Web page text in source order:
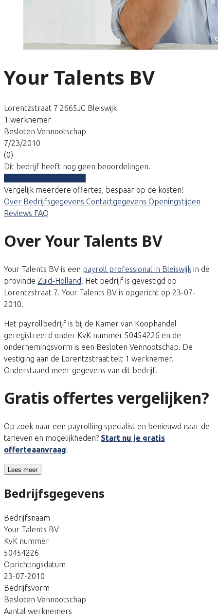
Your Talents BV
Lorentzstraat 7 2665JG Bleiswijk
1 werknemer
Besloten Vennootschap
7/23/2010
(0)
Dit bedrijf heeft nog geen beoordelingen.
Vergelijk meerdere offertes, bespaar op de kosten!
Over Bedrijfsgegevens Contactgegevens Openingstijden
Reviews FAQ
Over Your Talents BV
Your Talents BV is een payroll professional in Bleiswijk in de
provincie Zuid-Holland. Het bedrijf is gevestigd op
Lorentzstraat 7. Your Talents BV is opgericht op 23-07-
2010.
Het payrollbedrijf is bij de Kamer van Koophandel
geregistreerd onder KvK nummer 50454226 en de
ondernemingsvorm is een Besloten Vennootschap. De
vestiging aan de Lorentzstraat telt 1 werknemer.
Onderstaand meer gegevens van dit bedrijf.
Gratis offertes vergelijken?
Op zoek naar een payrolling specialist en benieuwd naar de
tarieven en mogelijkheden? Start nu je gratis
offerteaanvraag!
Lees meer
Bedrijfsgegevens
Bedrijfsnaam
Your Talents BV
KvK nummer
50454226
Oprichtingsdatum
23-07-2010
Bedrijfsvorm
Besloten Vennootschap
Aantal werknemers